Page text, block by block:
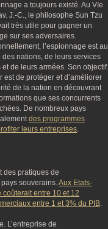
a toujours existé. Au VIe
J.-C., le philosophe Sun Tzu
très utile pour gagner un
sur ses adversaires.
l’espionnage est au
des nations, de leurs services
et de leurs armées. Son objectif
est de protéger et d’améliorer
de la nation en découvrant
que ses concurrents
De nombreux pays
des programmes
leurs entreprises.
des pratiques de
souverains.Aux Etats-
entre 10 et 12
entre 1 et 3% du PIB.
L’entreprise de